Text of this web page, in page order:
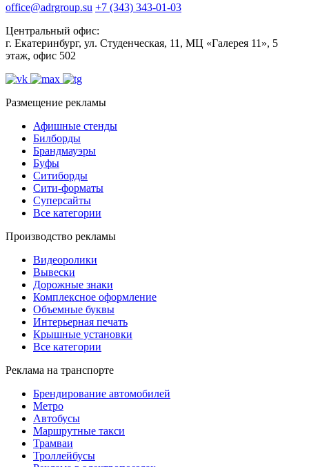
office@adrgroup.su +7 (343) 343-01-03
Центральный офис:
г. Екатеринбург, ул. Студенческая, 11, МЦ «Галерея 11», 5
этаж, офис 502
Размещение рекламы
Афишные стенды
Билборды
Брандмауэры
Буфы
Ситиборды
Сити-форматы
Суперсайты
Все категории
Производство рекламы
Видеоролики
Вывески
Дорожные знаки
Комплексное оформление
Объемные буквы
Интерьерная печать
Крышные установки
Все категории
Реклама на транспорте
Брендирование автомобилей
Метро
Автобусы
Маршрутные такси
Трамваи
Троллейбусы